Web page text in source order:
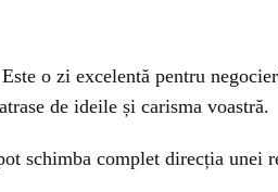
o zi excelentă pentru
de ideile și carisma voastră.
schimba complet direcția unei